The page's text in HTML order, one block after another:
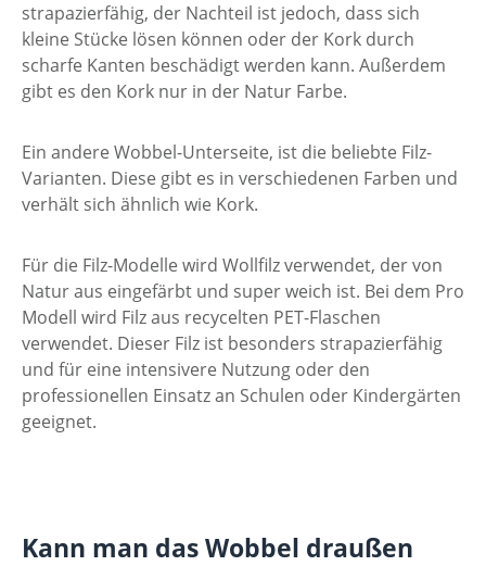
strapazierfähig, der Nachteil ist jedoch, dass sich
kleine Stücke lösen können oder der Kork durch
scharfe Kanten beschädigt werden kann. Außerdem
gibt es den Kork nur in der Natur Farbe.
Ein andere Wobbel-Unterseite, ist die beliebte Filz-
Varianten. Diese gibt es in verschiedenen Farben und
verhält sich ähnlich wie Kork.
Für die Filz-Modelle wird Wollfilz verwendet, der von
Natur aus eingefärbt und super weich ist. Bei dem Pro
Modell wird Filz aus recycelten PET-Flaschen
verwendet. Dieser Filz ist besonders strapazierfähig
und für eine intensivere Nutzung oder den
professionellen Einsatz an Schulen oder Kindergärten
geeignet.
Kann man das Wobbel draußen